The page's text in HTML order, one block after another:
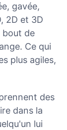
gavée,
2D et 3D
bout de
Ce qui
plus agiles,
des
dans la
lui